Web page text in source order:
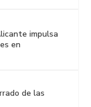
impulsa
en
de las